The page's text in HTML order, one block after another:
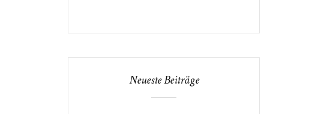
Neueste Beiträge